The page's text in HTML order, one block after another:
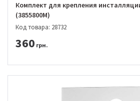
Комплект для крепления
(3855800M)
Код товара: 28732
360 грн.